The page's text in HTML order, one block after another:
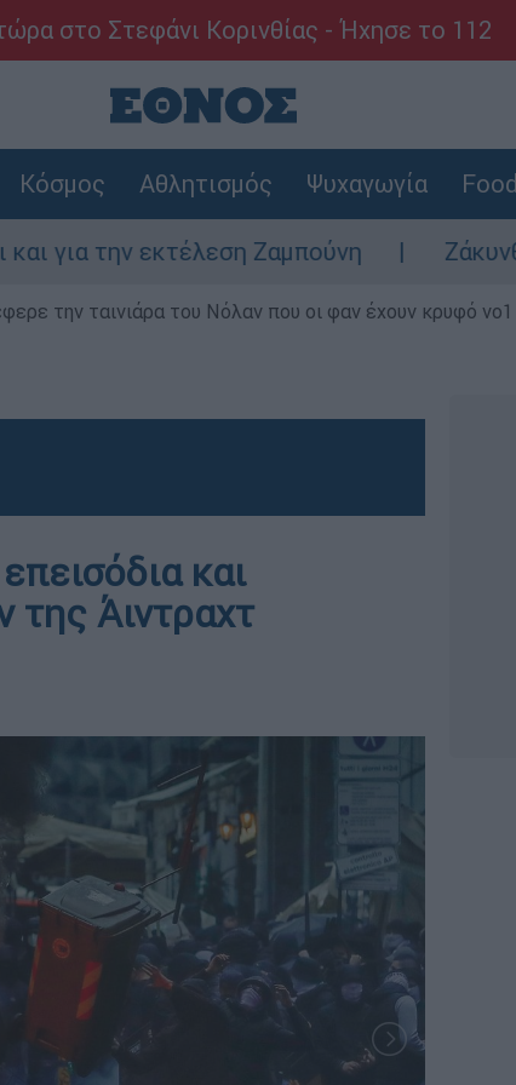
στο Στεφάνι Κορινθίας - Ήχησε το 112
Κόσμος Αθλητισμός Ψυχαγωγία
εκτέλεση Ζαμπούνη Ζάκυνθος: Τι
την ταινιάρα του Νόλαν που οι φαν έχουν κρυφό
και
της Άιντραχτ